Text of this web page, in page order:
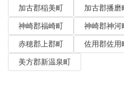
加古郡稲美町
加古郡播磨
神崎郡福崎町
神崎郡神河
赤穂郡上郡町
佐用郡佐用
美方郡新温泉町